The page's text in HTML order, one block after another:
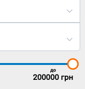
до
200000 грн